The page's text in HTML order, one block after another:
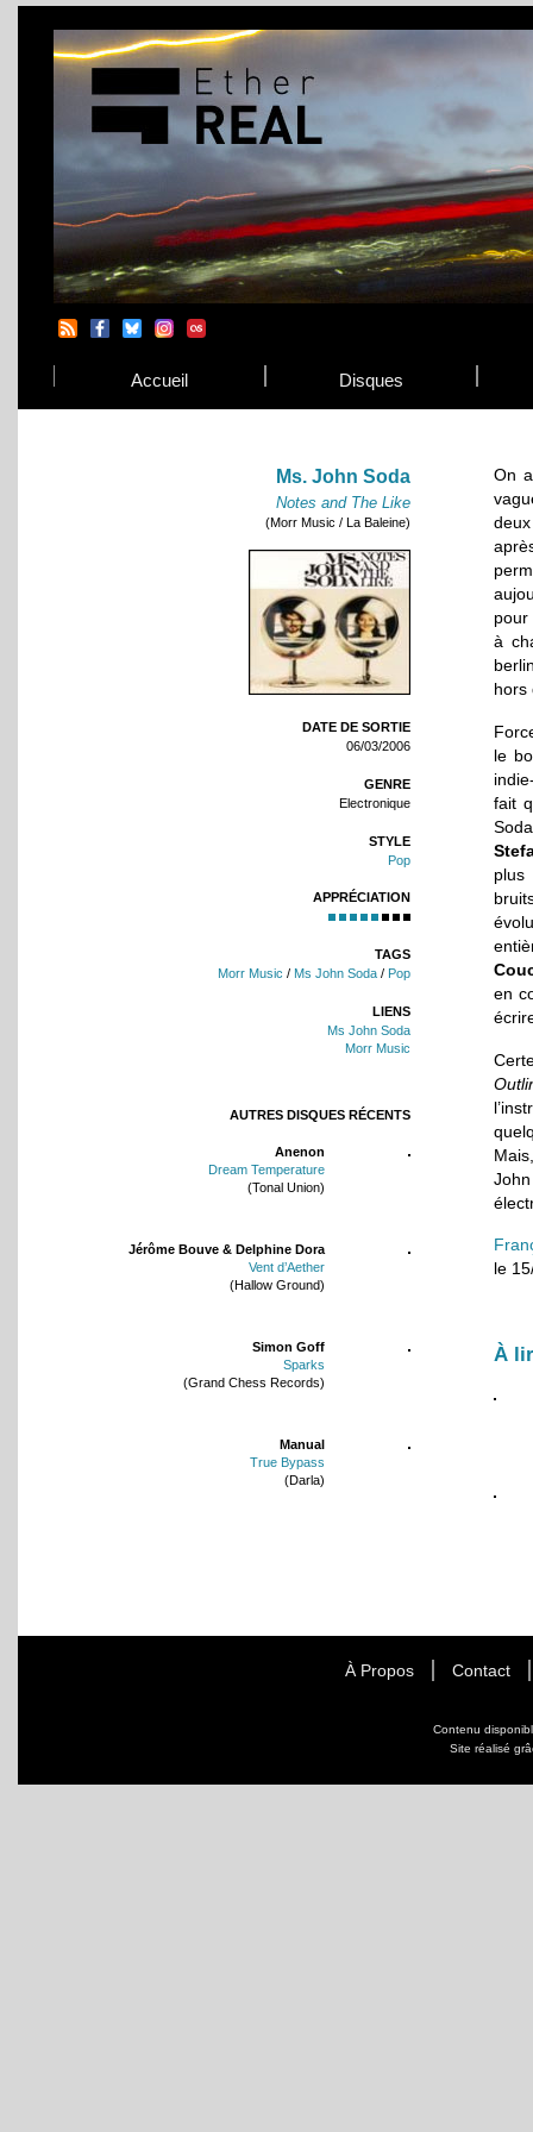
Accueil Disques
Ms. John Soda
Notes and The Like
(Morr Music / La Baleine)
DATE DE SORTIE
06/03/2006
GENRE
Electronique
STYLE
Pop
APPRÉCIATION
TAGS
Morr Music / Ms John Soda / Pop
LIENS
Ms John Soda
Morr Music
AUTRES DISQUES RÉCENTS
Anenon
Dream Temperature
(Tonal Union)
Jérôme Bouve & Delphine Dora
Vent d’Aether
(Hallow Ground)
Simon Goff
Sparks
(Grand Chess Records)
Manual
True Bypass
(Darla)
On
pour
à
hors
le
fait
plus
en
le
À
À Propos Contact
Contenu
Site réalisé